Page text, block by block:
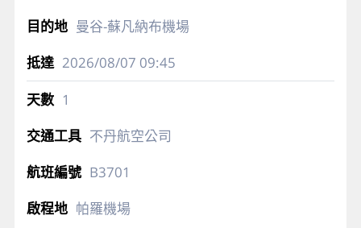
曼谷-蘇凡納布機場
2026/08/07 09:45
1
不丹航空公司
B3701
帕羅機場